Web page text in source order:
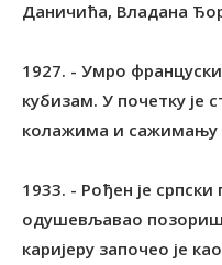
Даничића, Владана
1927. - Умро
кубизам. У почетку је
колажима и сажимању
1933. - Рођен је
одушевљавао
каријеру започео је